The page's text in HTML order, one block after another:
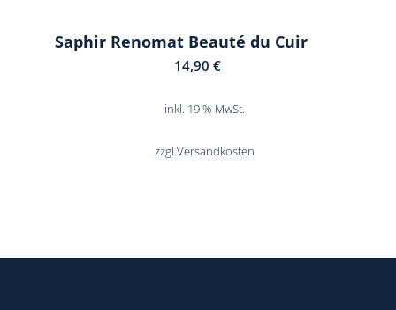
Saphir Renomat Beauté du Cuir
14,90€
inkl. 19 % MwSt.
zzgl.Versandkosten